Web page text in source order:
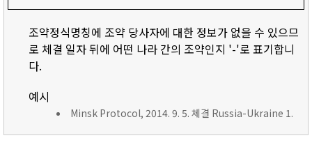
조약정식명칭에 조약 당사자에 대한 정보가 없을 수 있으므
로 체결 일자 뒤에 어떤 나라 간의 조약인지 '-'로 표기합니
다.
예시
Minsk Protocol, 2014. 9. 5. 체결 Russia-Ukraine 1.